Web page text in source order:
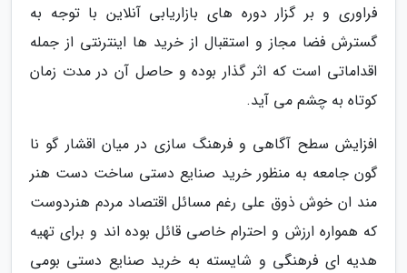
فراوری و بر گزار دوره های بازاریابی آنلاین با توجه به
گسترش فضا مجاز و استقبال از خرید ها اینترنتی از جمله
اقداماتی است که اثر گذار بوده و حاصل آن در مدت زمان
کوتاه به چشم می آید.
افزایش سطح آگاهی و فرهنگ سازی در میان اقشار گو نا
گون جامعه به منظور خرید صنایع دستی ساخت دست هنر
مند ان خوش ذوق علی رغم مسائل اقتصاد مردم هنردوست
که همواره ارزش و احترام خاصی قائل بوده اند و برای تهیه
هدیه ای فرهنگی و شایسته به خرید صنایع دستی بومی